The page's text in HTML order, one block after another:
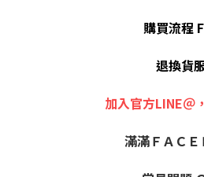
購買流程
退換貨
加入官方LINE＠
滿滿ＦＡＣＥ